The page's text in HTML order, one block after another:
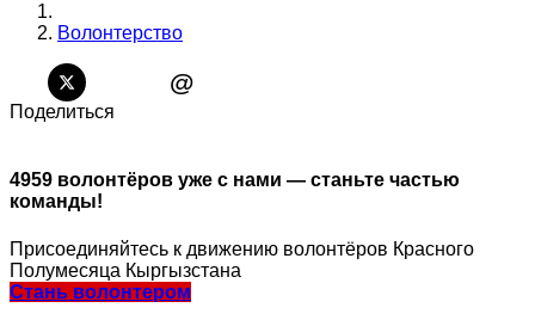
Волонтерство
@
Поделиться
4959 волонтёров уже с нами — станьте частью
команды!
Присоединяйтесь к движению волонтёров Красного
Полумесяца Кыргызстана
Стань волонтером